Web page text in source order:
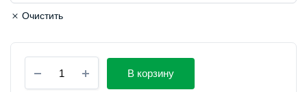
Очистить
Беспроводные
наушники
Xiaomi
В корзину